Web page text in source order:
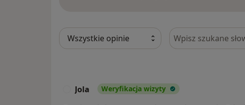
Szukaj w opiniach
Jola Weryfikacja wizyty